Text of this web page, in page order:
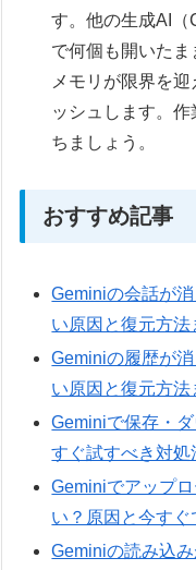
す。他の生成AI
で何個も開いた
メモリが限界を
ッシュします。
ちましょう。
おすすめ記事
Geminiの会話が
い原因と復元方法
Geminiの履歴が
い原因と復元方法
Geminiで保存・
すぐ試すべき対処
Geminiでアップ
い？原因と今す
Geminiの読み込